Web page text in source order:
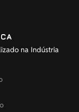
na Indústria